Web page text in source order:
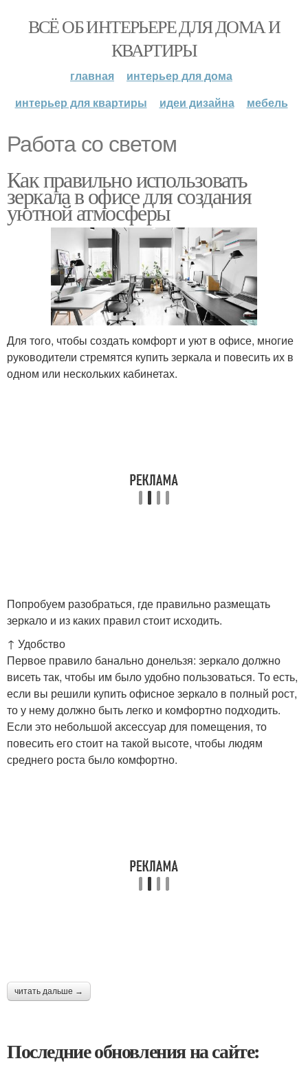
ВСЁ ОБ ИНТЕРЬЕРЕ ДЛЯ ДОМА И
КВАРТИРЫ
главная
интерьер для дома
интерьер для квартиры
идеи дизайна мебель
Работа со светом
Как правильно использовать
зеркала в офисе для создания
уютной атмосферы
Для того, чтобы создать комфорт и уют в офисе, многие
руководители стремятся купить зеркала и повесить их в
одном или нескольких кабинетах.
Попробуем разобраться, где правильно размещать
зеркало и из каких правил стоит исходить.
↑ Удобство
Первое правило банально донельзя: зеркало должно
висеть так, чтобы им было удобно пользоваться. То есть,
если вы решили купить офисное зеркало в полный рост,
то у нему должно быть легко и комфортно подходить.
Если это небольшой аксессуар для помещения, то
повесить его стоит на такой высоте, чтобы людям
среднего роста было комфортно.
читать дальше →
Последние обновления на сайте: